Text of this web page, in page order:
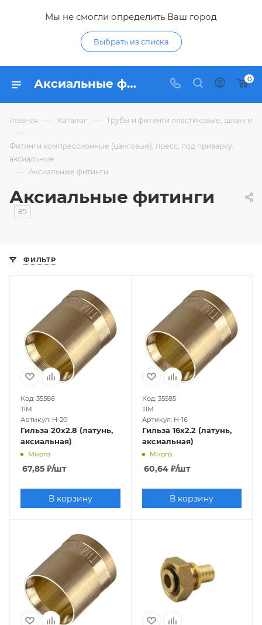
Мы не смогли определить Ваш город
Выбрать из списка
Аксиальные фитинги - купить в Курске | аксиальные фитинги по низким ценам с доставкой в интернет-магазине Гидропромтехника 0
Главная — Каталог — Трубы и фитинги пластиковые, шланги
—
Фитинги компрессионные (цанговые), пресс, под приварку,
аксиальные
— Аксиальные фитинги
Аксиальные фитинги
85
ФИЛЬТР
Код: 35586
TIM
Артикул: H-20
Гильза 20х2.8 (латунь,
аксиальная)
Много
67,85 ₽/шт
В корзину
Код: 35585
TIM
Артикул: H-16
Гильза 16х2.2 (латунь,
аксиальная)
Много
60,64₽/шт
В корзину